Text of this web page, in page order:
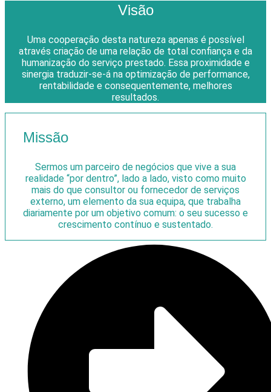
Visão
Uma cooperação desta natureza apenas é possível
através criação de uma relação de total confiança e da
humanização do serviço prestado. Essa proximidade e
sinergia traduzir-se-á na optimização de performance,
rentabilidade e consequentemente, melhores
resultados.
Missão
Sermos um parceiro de negócios que vive a sua
realidade “por dentro”, lado a lado, visto como muito
mais do que consultor ou fornecedor de serviços
externo, um elemento da sua equipa, que trabalha
diariamente por um objetivo comum: o seu sucesso e
crescimento contínuo e sustentado.